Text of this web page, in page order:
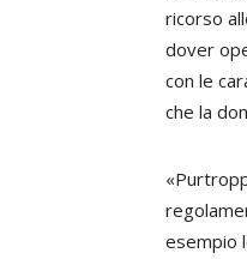
ricorso
dover
con le
che la
esempio